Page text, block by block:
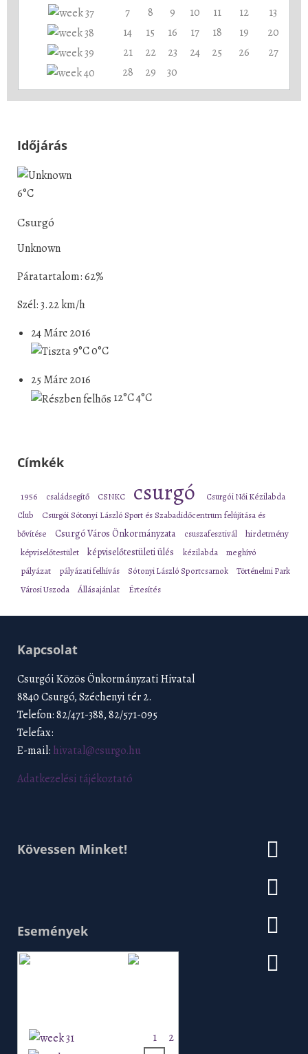
7
8 9 10 11 12
13
14
15 16 17 18 19
20
21
22 23 24 25 26
27
28
29 30
Időjárás
6°C
Csurgó
Unknown
Páratartalom: 62%
Szél: 3.22 km/h
24 Márc 2016
9°C0°C
25 Márc 2016
12°C4°C
Címkék
1956 családsegítő CSNKC csurgó
Csurgói Női Kézilabda
Club
Csurgói Sótonyi László Sport és Szabadidőcentrum felújítása és
bővítése
Csurgó Város Önkormányzata csuszafesztivál hirdetmény
képviselőtestület képviselőtestületi ülés kézilabda meghívó
pályázat pályázati felhívás Sótonyi László Sportcsarnok
Történelmi Park
Városi Uszoda
Állásajánlat Értesítés
Kapcsolat
Csurgói Közös Önkormányzati Hivatal
8840 Csurgó, Széchenyi tér 2.
Telefon: 82/471-388, 82/571-095
Telefax:
E-mail: hivatal@csurgo.hu
Adatkezelési tájékoztató
Kövessen Minket!
Események
1
2